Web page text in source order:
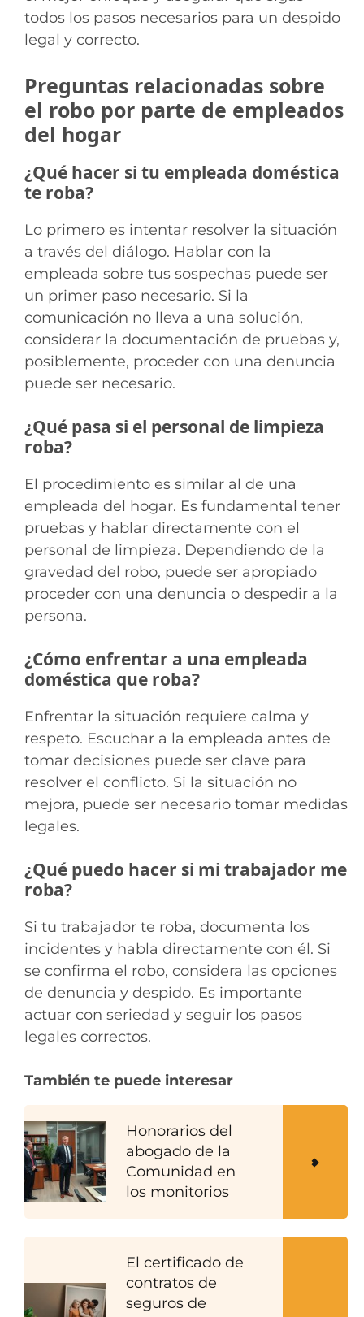
todos los pasos necesarios para un despido
legal y correcto.
Preguntas relacionadas sobre
el robo por parte de empleados
del hogar
¿Qué hacer si tu empleada doméstica
te roba?
Lo primero es intentar resolver la situación
a través del diálogo. Hablar con la
empleada sobre tus sospechas puede ser
un primer paso necesario. Si la
comunicación no lleva a una solución,
considerar la documentación de pruebas y,
posiblemente, proceder con una denuncia
puede ser necesario.
¿Qué pasa si el personal de limpieza
roba?
El procedimiento es similar al de una
empleada del hogar. Es fundamental tener
pruebas y hablar directamente con el
personal de limpieza. Dependiendo de la
gravedad del robo, puede ser apropiado
proceder con una denuncia o despedir a la
persona.
¿Cómo enfrentar a una empleada
doméstica que roba?
Enfrentar la situación requiere calma y
respeto. Escuchar a la empleada antes de
tomar decisiones puede ser clave para
resolver el conflicto. Si la situación no
mejora, puede ser necesario tomar medidas
legales.
¿Qué puedo hacer si mi trabajador me
roba?
Si tu trabajador te roba, documenta los
incidentes y habla directamente con él. Si
se confirma el robo, considera las opciones
de denuncia y despido. Es importante
actuar con seriedad y seguir los pasos
legales correctos.
También te puede interesar
Honorarios del
abogado de la
Comunidad en
los monitorios
El certificado de
contratos de
seguros de